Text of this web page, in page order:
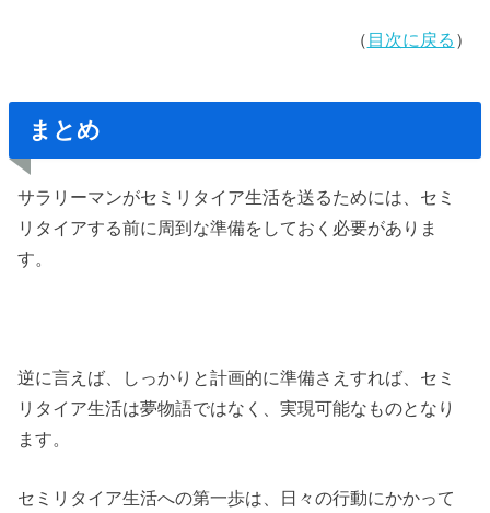
（ 目次に戻る ）
まとめ
サラリーマンがセミリタイア生活を送るためには、セミ
リタイアする前に周到な準備をしておく必要がありま
す。
逆に言えば、しっかりと計画的に準備さえすれば、セミ
リタイア生活は夢物語ではなく、実現可能なものとなり
ます。
セミリタイア生活への第一歩は、日々の行動にかかって